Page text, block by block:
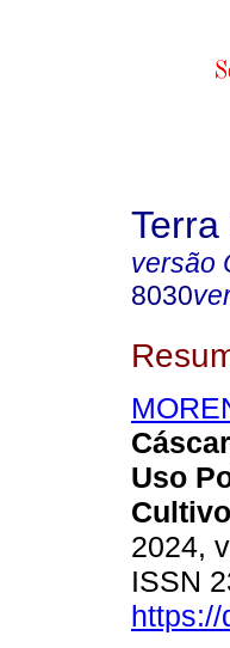
versão
8030
Uso
2024,
ISSN
https://